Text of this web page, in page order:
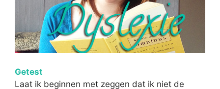
Getest
Laat ik beginnen met zeggen dat ik niet de